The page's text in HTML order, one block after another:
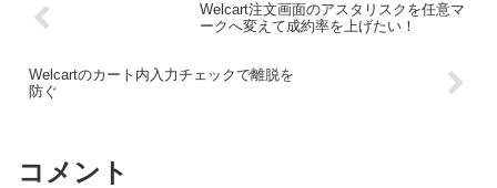
Welcart注文画面のアスタリスクを任意マ
ークへ変えて成約率を上げたい！
Welcartのカート内入力チェックで離脱を
防ぐ
コメント